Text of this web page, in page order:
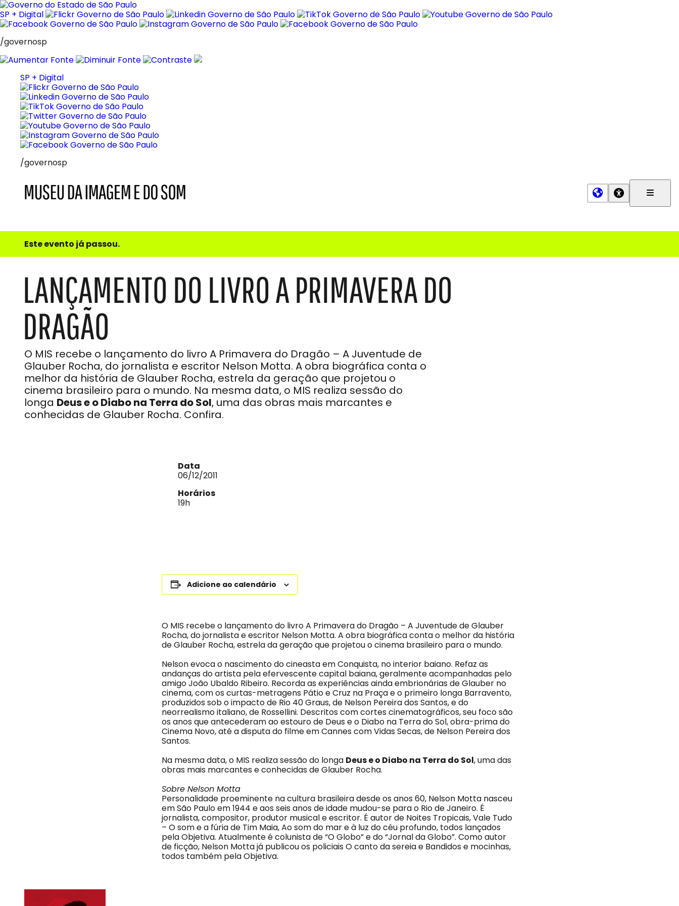
Pular
para
o
SP + Digital
/governosp
SP + Digital
/governosp
e
do
Som
Este evento já passou.
LANÇAMENTO DO LIVRO A PRIMAVERA DO
DRAGÃO
O MIS recebe o lançamento do livro A Primavera do Dragão – A Juventude de
Glauber Rocha, do jornalista e escritor Nelson Motta. A obra biográfica conta o
melhor da história de Glauber Rocha, estrela da geração que projetou o
cinema brasileiro para o mundo. Na mesma data, o MIS realiza sessão do
longa Deus e o Diabo na Terra do Sol, uma das obras mais marcantes e
conhecidas de Glauber Rocha. Confira.
Data
06/12/2011
Horários
19h
Adicione ao calendário
O MIS recebe o lançamento do livro A Primavera do Dragão – A Juventude de Glauber
Rocha, do jornalista e escritor Nelson Motta. A obra biográfica conta o melhor da história
de Glauber Rocha, estrela da geração que projetou o cinema brasileiro para o mundo.
Nelson evoca o nascimento do cineasta em Conquista, no interior baiano. Refaz as
andanças do artista pela efervescente capital baiana, geralmente acompanhadas pelo
amigo João Ubaldo Ribeiro. Recorda as experiências ainda embrionárias de Glauber no
cinema, com os curtas-metragens Pátio e Cruz na Praça e o primeiro longa Barravento,
produzidos sob o impacto de Rio 40 Graus, de Nelson Pereira dos Santos, e do
neorrealismo italiano, de Rossellini. Descritos com cortes cinematográficos, seu foco são
os anos que antecederam ao estouro de Deus e o Diabo na Terra do Sol, obra-prima do
Cinema Novo, até a disputa do filme em Cannes com Vidas Secas, de Nelson Pereira dos
Santos.
Na mesma data, o MIS realiza sessão do longa Deus e o Diabo na Terra do Sol, uma das
obras mais marcantes e conhecidas de Glauber Rocha.
Sobre Nelson Motta
Personalidade proeminente na cultura brasileira desde os anos 60, Nelson Motta nasceu
em São Paulo em 1944 e aos seis anos de idade mudou-se para o Rio de Janeiro. É
jornalista, compositor, produtor musical e escritor. É autor de Noites Tropicais, Vale Tudo
– O som e a fúria de Tim Maia, Ao som do mar e à luz do céu profundo, todos lançados
pela Objetiva. Atualmente é colunista de “O Globo” e do “Jornal da Globo”. Como autor
de ficção, Nelson Motta já publicou os policiais O canto da sereia e Bandidos e mocinhas,
todos também pela Objetiva.